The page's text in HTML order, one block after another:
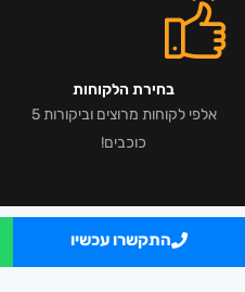
בחירת הלקוחות
אלפי לקוחות מרוצים וביקורות 5
כוכבים!
התקשרו עכשיו